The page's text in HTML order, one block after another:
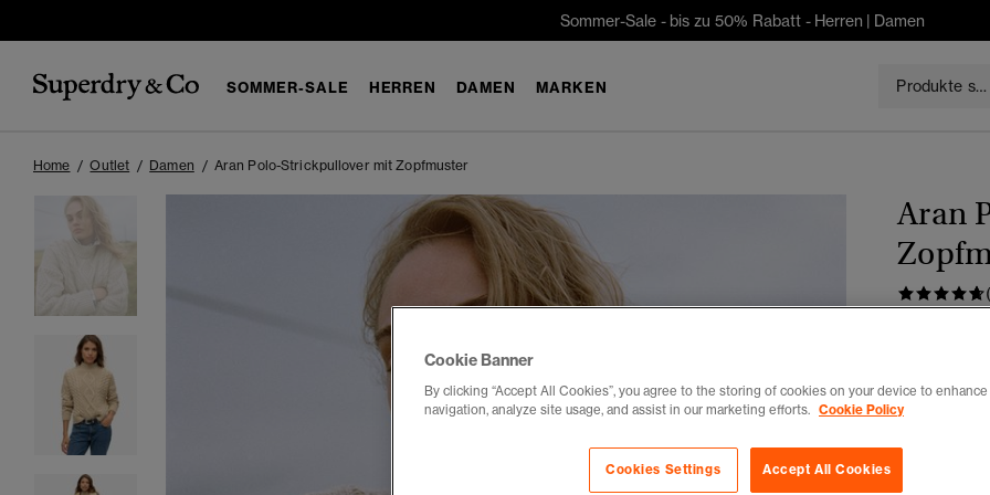
Sommer-Sale - bis zu 50% Rabatt - Herren | Damen
SOMMER-SALE HERREN DAMEN MARKEN
Home Outlet Damen Aran Polo-Strickpullover mit Zopfmuster
Aran
Farbe:
Cookie Banner
By clicking “Accept All Cookies”, you agree to the storing of cookies on your device to
navigation, analyze site usage, and assist in our marketing efforts. Cookie Policy
Accept All Cookies
Cookies Settings